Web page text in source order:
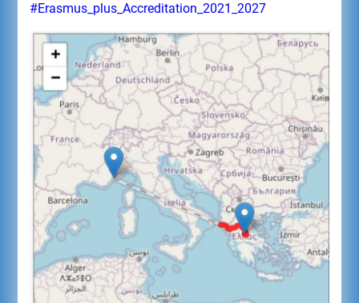
#Erasmus_plus_Accreditation_2021_2027